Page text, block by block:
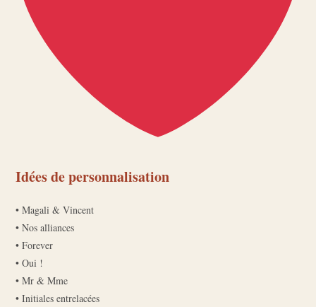
Idées de personnalisation
• Magali & Vincent
• Nos alliances
• Forever
• Oui !
• Mr & Mme
• Initiales entrelacées